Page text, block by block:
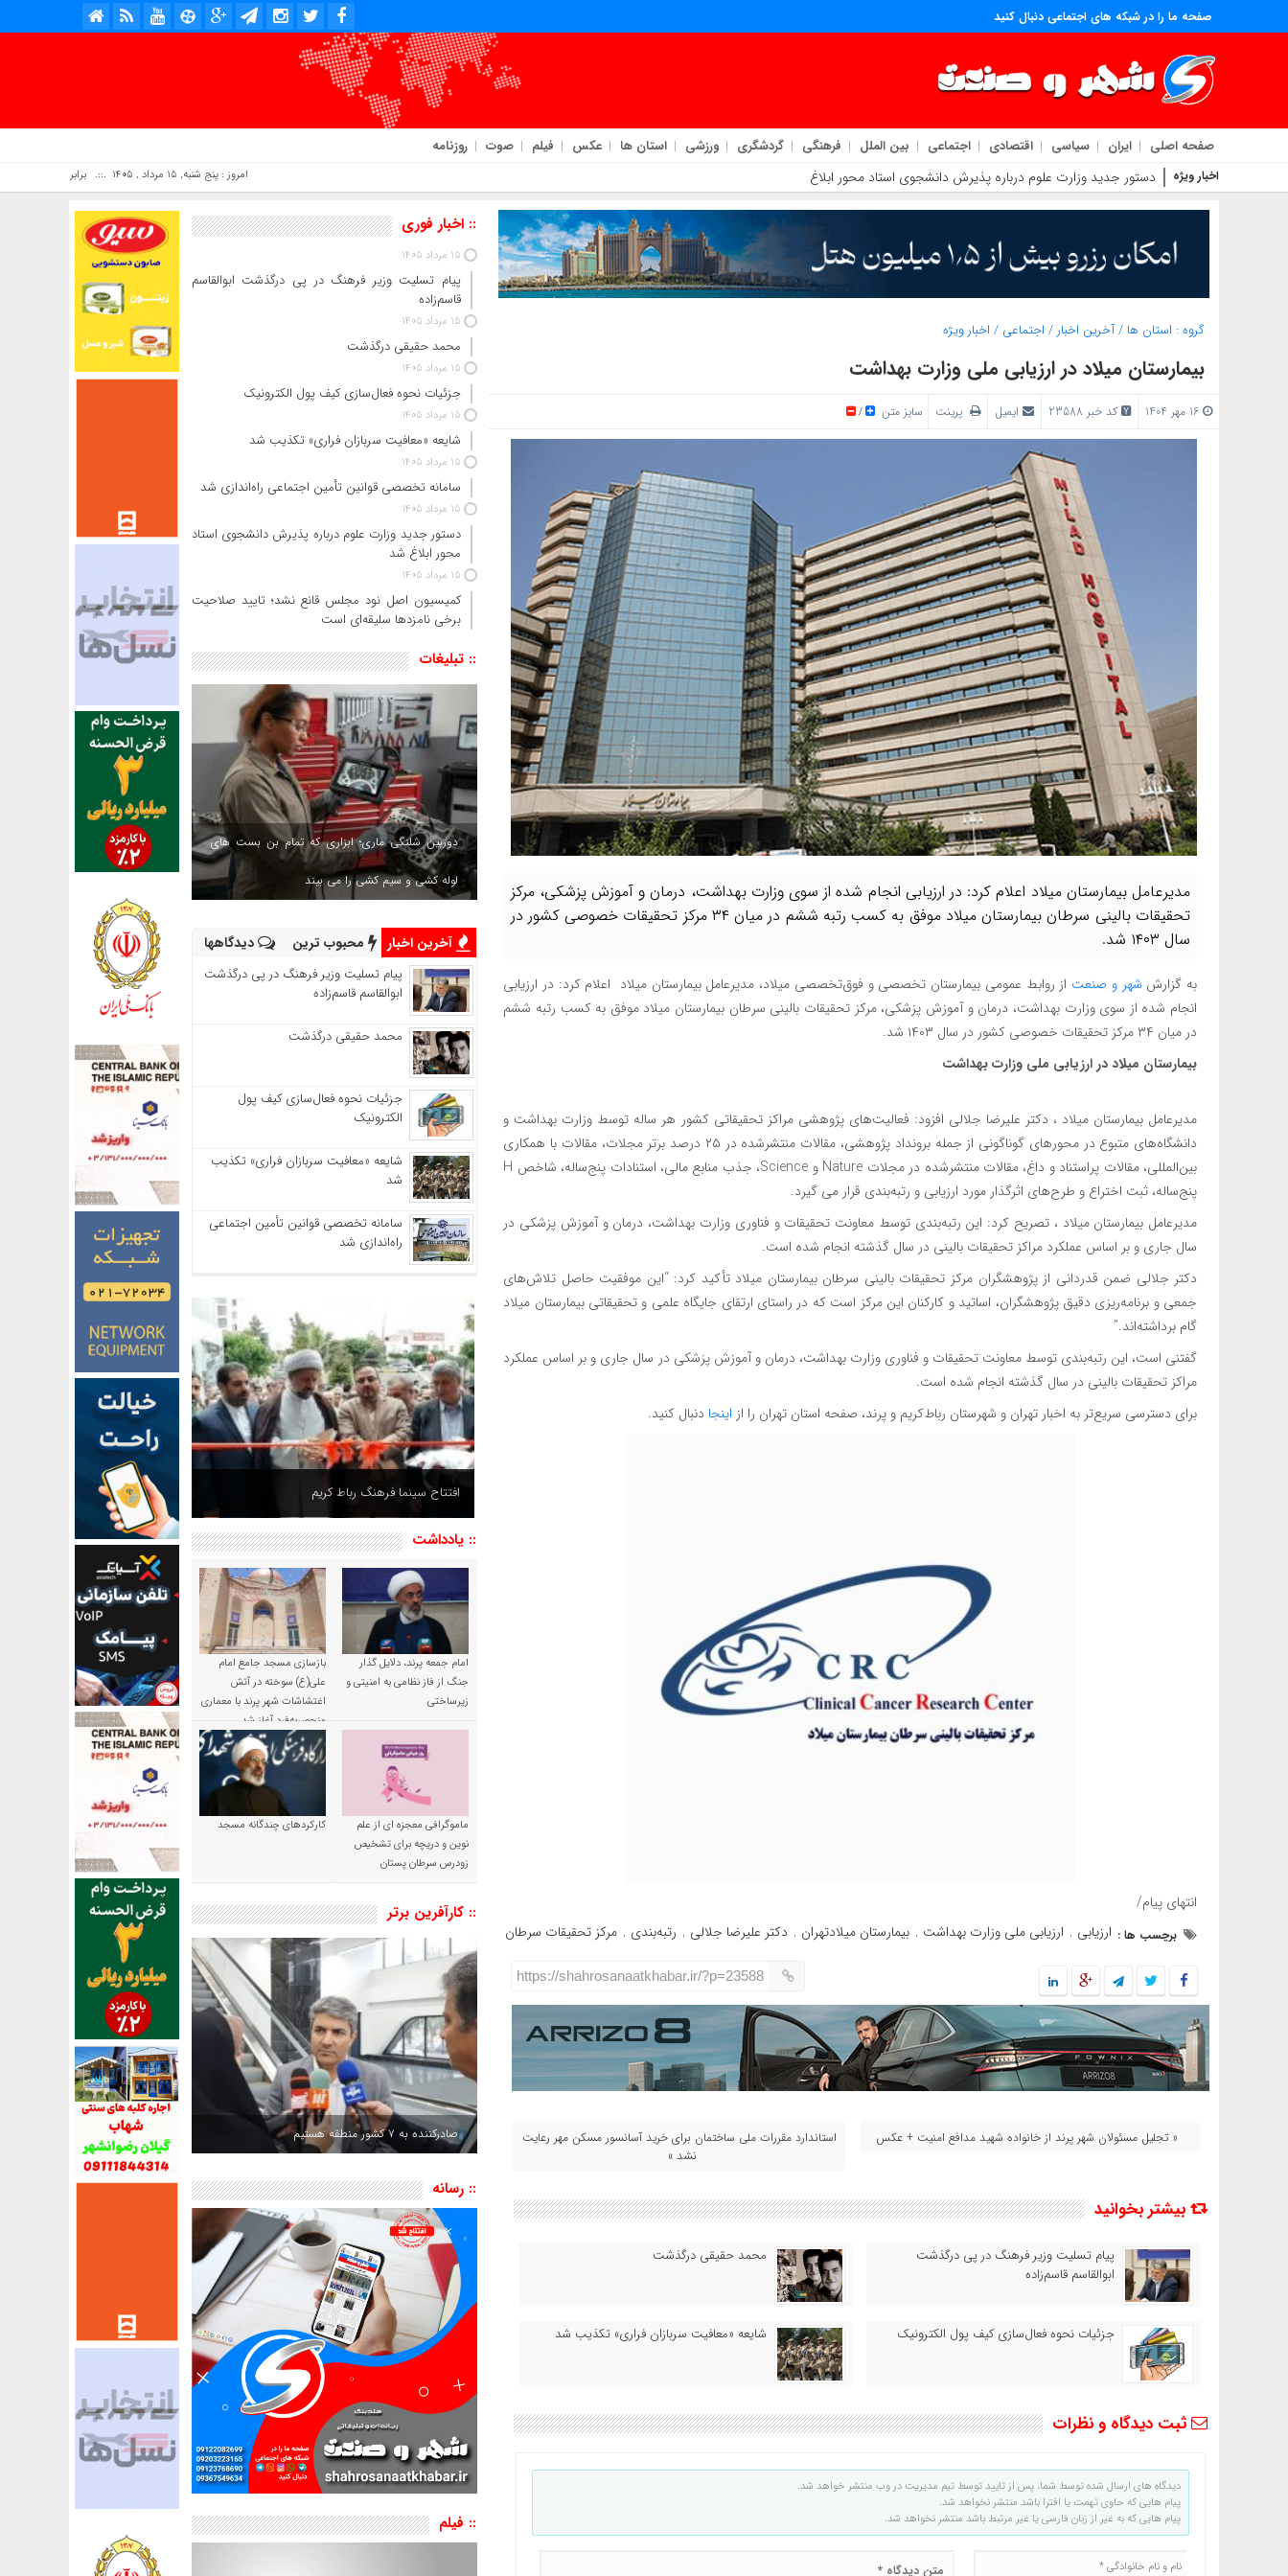
صفحه ما را در شبکه های اجتماعی دنبال کنید
صفحه اصلی ایران سیاسی اقتصادی اجتماعی بین الملل فرهنگی گردشگری ورزشی استان ها عکس فیلم صوت روزنامه
اخبار ویژه دستور جدید وزارت علوم درباره پذیرش دانشجوی استاد محور ابلاغ شد امروز : پنج شنبه, ۱۵ مرداد , ۱۴۰۵ .::. برابر با : Thursday, 6 August , 2026 .::. اخبار منتشر شده : 7 خبر
گروه : استان ها /آخرین اخبار / اجتماعی / اخبار ویژه
بيمارستان میلاد در ارزیابی ملی وزارت بهداشت
کد خبر 23588 ایمیل پرینت سایز متن /
مديرعامل بيمارستان میلاد اعلام كرد: در ارزيابی انجام شده از سوی وزارت بهداشت، درمان و آموزش پزشكی، مركز
تحقيقات بالينی سرطان بيمارستان میلاد موفق به كسب رتبه ششم در ميان ۳۴ مركز تحقيقات خصوصی كشور در
سال ۱۴۰۳ شد.
به گزارش شهر و صنعت از روابط عمومی بيمارستان تخصصی و فوق‌تخصصی ميلاد، مديرعامل بيمارستان میلاد اعلام كرد: در ارزيابی
انجام شده از سوی وزارت بهداشت، درمان و آموزش پزشكی، مركز تحقيقات بالينی سرطان بيمارستان ميلاد موفق به كسب رتبه ششم
در ميان ۳۴ مركز تحقيقات خصوصی كشور در سال ۱۴۰۳ شد.
بيمارستان میلاد در ارزیابی ملی وزارت بهداشت
مديرعامل بيمارستان میلاد ، دكتر عليرضا جلالی افزود: فعاليت‌های پژوهشی مراكز تحقيقاتی كشور هر ساله توسط وزارت بهداشت و
دانشگاه‌های متبوع در محورهای گوناگونی از جمله برونداد پژوهشی، مقالات منتشرشده در ۲۵ درصد برتر مجلات، مقالات با همكاري
بين‌المللی، مقالات پراستناد و داغ، مقالات منتشرشده در مجلات Nature و Science، جذب منابع مالی، استنادات پنج‌ساله، شاخص H
پنج‌ساله، ثبت اختراع و طرح‌های اثرگذار مورد ارزيابی و رتبه‌بندی قرار می گيرد.
مديرعامل بيمارستان میلاد ، تصريح كرد: اين رتبه‌بندی توسط معاونت تحقيقات و فناوری وزارت بهداشت، درمان و آموزش پزشكی در
سال جاری و بر اساس عملكرد مراكز تحقيقات بالينی در سال گذشته انجام شده است.
دكتر جلالی ضمن قدردانی از پژوهشگران مركز تحقيقات بالينی سرطان بيمارستان ميلاد تأكيد كرد: “اين موفقيت حاصل تلاش‌های
جمعی و برنامه‌ريزی دقيق پژوهشگران، اساتيد و كاركنان اين مركز است كه در راستای ارتقای جايگاه علمی و تحقيقاتی بيمارستان ميلاد
گام برداشته‌اند.”
گفتنی است، اين رتبه‌بندی توسط معاونت تحقيقات و فناوری وزارت بهداشت، درمان و آموزش پزشكی در سال جاری و بر اساس عملكرد
مراكز تحقيقات بالينی در سال گذشته انجام شده است.
برای دسترسی سریع‌تر به اخبار تهران و شهرستان رباط‌کریم و پرند، صفحه استان تهران را از اینجا دنبال کنید.
انتهای پیام/
برچسب ها : ارزیابی , ارزیابی ملی وزارت بهداشت , بيمارستان میلادتهران , دكتر عليرضا جلالي , رتبه‌بندی , مركز تحقيقات سرطان
https://shahrosanaatkhabar.ir/?p=23588
« تجلیل مسئولان شهر پرند از خانواده شهید مدافع امنیت + عکس
استاندارد مقررات ملی ساختمان برای خرید آسانسور مسکن مهر رعایت
نشد »
بیشتر بخوانید
پیام تسلیت وزیر فرهنگ در پی درگذشت
ابوالقاسم قاسم‌زاده
محمد حقیقی درگذشت
جزئیات نحوه فعال‌سازی کیف پول الکترونیک شایعه «معافیت سربازان فراری» تکذیب شد
ثبت دیدگاه و نظرات
دیدگاه های ارسال شده توسط شما، پس از تایید توسط تیم مدیریت در وب منتشر خواهد شد.
پیام هایی که حاوی تهمت یا افترا باشد منتشر نخواهد شد.
پیام هایی که به غیر از زبان فارسی یا غیر مرتبط باشد منتشر نخواهد شد.
:: اخبار فوری
15 مرداد 1405
پیام تسلیت وزیر فرهنگ در پی درگذشت ابوالقاسم
قاسم‌زاده
15 مرداد 1405
محمد حقیقی درگذشت
15 مرداد 1405
جزئیات نحوه فعال‌سازی کیف پول الکترونیک
15 مرداد 1405
شایعه «معافیت سربازان فراری» تکذیب شد
15 مرداد 1405
سامانه تخصصی قوانین تأمین اجتماعی راه‌اندازی شد
15 مرداد 1405
دستور جدید وزارت علوم درباره پذیرش دانشجوی استاد
محور ابلاغ شد
15 مرداد 1405
کمیسیون اصل نود مجلس قانع نشد؛ تایید صلاحیت
برخی نامزدها سلیقه‌ای است
:: تبلیغات
دوربین شلنگی ماری؛ ابزاری که تمام بن بست های
لوله کشی و سیم کشی را می بیند
آخرین اخبار محبوب ترین دیدگاهها
پیام تسلیت وزیر فرهنگ در پی درگذشت
ابوالقاسم قاسم‌زاده
محمد حقیقی درگذشت
جزئیات نحوه فعال‌سازی کیف پول
الکترونیک
شایعه «معافیت سربازان فراری» تکذیب
شد
سامانه تخصصی قوانین تأمین اجتماعی
راه‌اندازی شد
افتتاح سینما فرهنگ رباط کریم
افتتاح گذر فرهنگی سیمرغ شهر پرند
:: یادداشت
امام جمعه پرند، دلایل گذار
جنگ از فاز نظامی به امنیتی و
زیرساختی
بازسازی مسجد جامع امام
علی(ع) سوخته در آتش
اغتشاشات شهر پرند با معماری
منحصربه‌فرد آغاز شد
ماموگرافی معجزه ای از علم
نوین و دریچه برای تشخیص
زودرس سرطان پستان
کارکردهای چندگانه مسجد
:: کارآفرین برتر
صادرکننده به ۷ کشور منطقه هستیم
:: رسانه
:: فیلم
نمایشگر